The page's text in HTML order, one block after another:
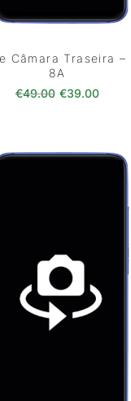
Câmara Traseira –
8A
€49.00 O preço
€39.00O